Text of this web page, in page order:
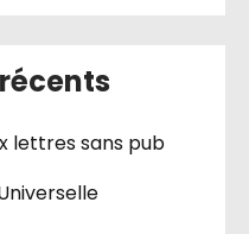
lettres sans pub